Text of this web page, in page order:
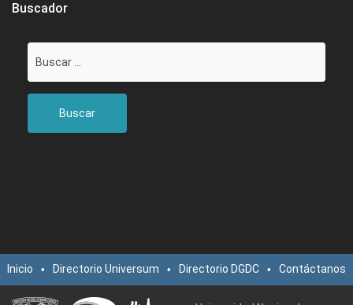
Buscador
Inicio • Directorio Universum • Directorio DGDC • Contáctanos